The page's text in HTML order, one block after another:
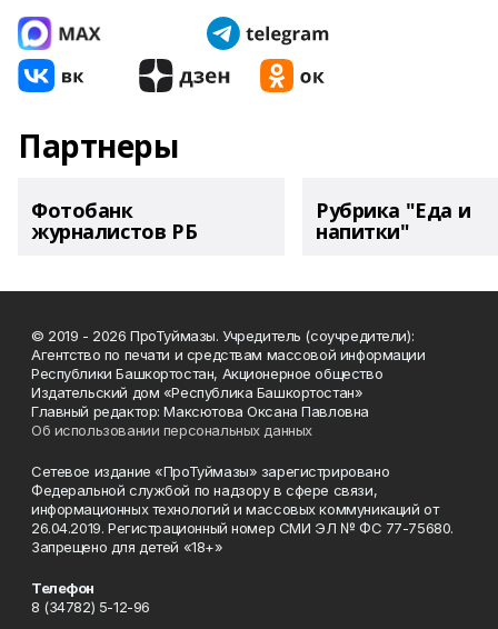
Партнеры
Фотобанк
журналистов РБ
Рубрика "Еда и
напитки"
© 2019 - 2026 ПроТуймазы. Учредитель (соучредители):
Агентство по печати и средствам массовой информации
Республики Башкортостан, Акционерное общество
Издательский дом «Республика Башкортостан»
Главный редактор: Максютова Оксана Павловна
Об использовании персональных данных
Сетевое издание «ПроТуймазы» зарегистрировано
Федеральной службой по надзору в сфере связи,
информационных технологий и массовых коммуникаций от
26.04.2019. Регистрационный номер СМИ ЭЛ № ФС 77-75680.
Запрещено для детей «18+»
Телефон
8 (34782) 5-12-96